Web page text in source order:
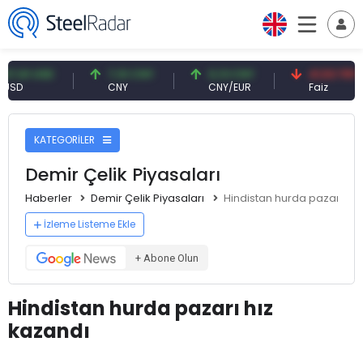
7,10 CNY 0,13 CNY
CNY/EUR
41,53 TRY
KATEGORİLER
Demir Çelik Piyasaları
Haberler Demir Çelik Piyasaları Hindistan hurda pazarı hız
İzleme Listeme Ekle
+ Abone Olun
Hindistan hurda pazarı hız
kazandı